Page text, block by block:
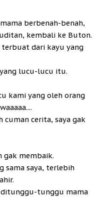
berbenah-benah,
kembali ke Buton.
dari kayu yang
lucu-lucu itu.
kami yang oleh orang
cuman cerita, saya gak
gak membaik.
sama saya, terlebih
tunggu mama